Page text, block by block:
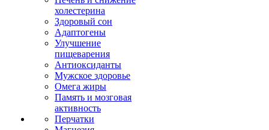
холестерина
Здоровый сон
Адаптогены
Улучшение
пищеварения
Антиоксиданты
Мужское здоровье
Омега жиры
Память и мозговая
активность
Перчатки